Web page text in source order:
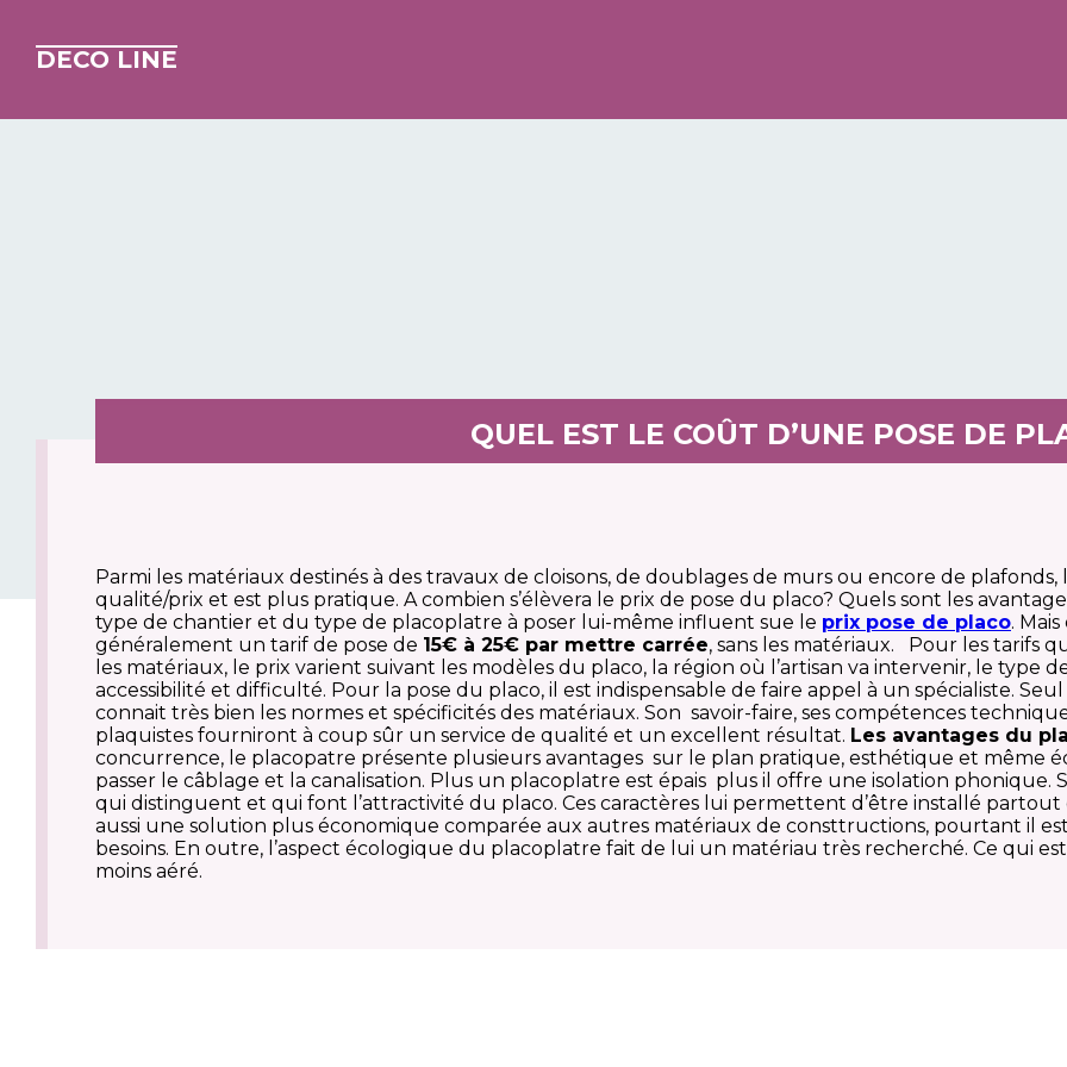
DECO LINE
QUEL EST LE COÛT D’UNE POSE DE
Parmi les matériaux destinés à des travaux de cloisons, de doublages de murs ou encore de
qualité/prix et est plus pratique. A combien s’élèvera le prix de pose du placo? Quels sont les
type de chantier et du type de placoplatre à poser lui-même influent sue le prix pose de placo.
généralement un tarif de pose de 15€ à 25€ par mettre carrée, sans les matériaux. Pour les tarifs
les matériaux, le prix varient suivant les modèles du placo, la région où l’artisan va intervenir, le type
accessibilité et difficulté. Pour la pose du placo, il est indispensable de faire appel à un spécialiste.
connait très bien les normes et spécificités des matériaux. Son savoir-faire, ses compétences
plaquistes fourniront à coup sûr un service de qualité et un excellent résultat. Les avantages du
concurrence, le placopatre présente plusieurs avantages sur le plan pratique, esthétique et même
passer le câblage et la canalisation. Plus un placoplatre est épais plus il offre une isolation phonique.
qui distinguent et qui font l’attractivité du placo. Ces caractères lui permettent d’être installé partout
aussi une solution plus économique comparée aux autres matériaux de consttructions, pourtant il
besoins. En outre, l’aspect écologique du placoplatre fait de lui un matériau très recherché. Ce qui
moins aéré.